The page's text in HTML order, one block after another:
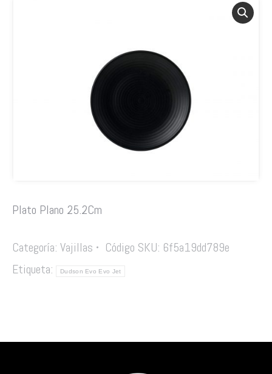
Plato Plano 25.2Cm
Categoría: Vajillas Código SKU: 6f5a19dd789e
Etiqueta:
Dudson Evo Evo Jet